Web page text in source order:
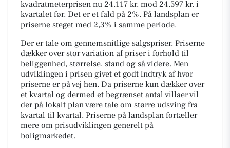
kvadratmeterprisen nu 24.117 kr. mod 24.597 kr. i
kvartalet før. Det er et fald på 2%. På landsplan er
priserne steget med 2,3% i samme periode.
Der er tale om gennemsnitlige salgspriser. Priserne
dækker over stor variation af priser i forhold til
beliggenhed, størrelse, stand og så videre. Men
udviklingen i prisen givet et godt indtryk af hvor
priserne er på vej hen. Da priserne kun dækker over
et kvartal og dermed et begrænset antal villaer vil
der på lokalt plan være tale om større udsving fra
kvartal til kvartal. Priserne på landsplan fortæller
mere om prisudviklingen generelt på
boligmarkedet.